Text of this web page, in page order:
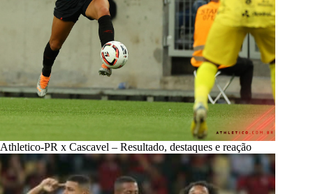
Athletico-PR x Cascavel – Resultado, destaques e reação